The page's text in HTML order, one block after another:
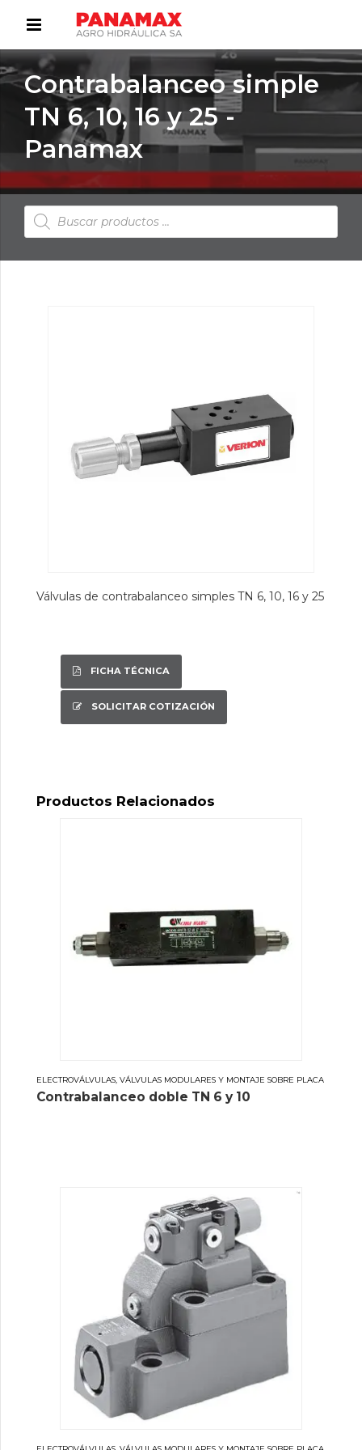
Contrabalanceo simple
TN 6, 10, 16 y 25 -
Panamax
Búsqueda
de
Válvulas de contrabalanceo simples TN 6, 10, 16 y 25
FICHA TÉCNICA
SOLICITAR COTIZACIÓN
Productos Relacionados
ELECTROVÁLVULAS, VÁLVULAS MODULARES Y MONTAJE SOBRE PLACA
Contrabalanceo doble TN 6 y 10